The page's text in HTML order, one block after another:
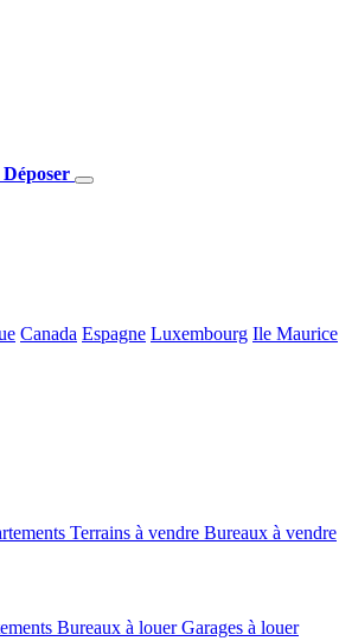
Déposer
Canada Espagne Luxembourg Ile Maurice
Terrains à vendre Bureaux à vendre
Bureaux à louer Garages à louer